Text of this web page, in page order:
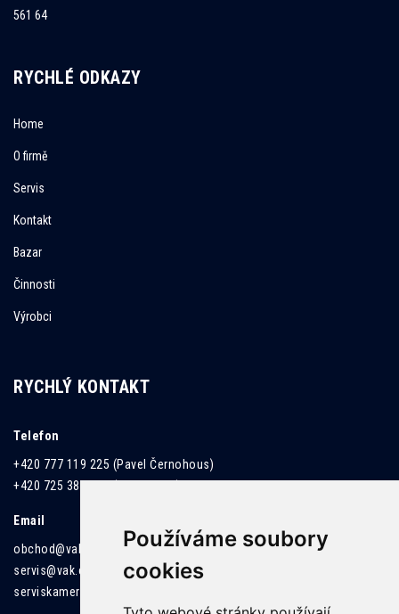
Používáme soubory
cookies
561 64
RYCHLÉ ODKAZY
Home
O firmě
Servis
Kontakt
Bazar
Činnosti
Výrobci
RYCHLÝ KONTAKT
Telefon
+420 777 119 225 (Pavel Černohous)
+420 725 382 437 (David Killar)
Email
obchod@vak.cz
servis@vak.cz
serviskamer@vak.cz